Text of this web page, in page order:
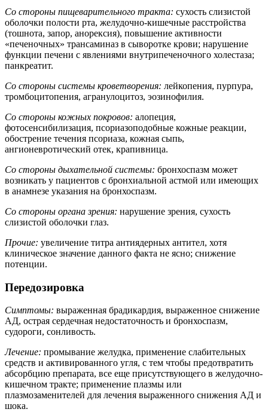
Со стороны пищеварительного тракта: сухость слизистой
оболочки полости рта, желудочно-кишечные расстройства
(тошнота, запор, анорексия), повышение активности
«печеночных» трансаминаз в сыворотке крови; нарушение
функции печени с явлениями внутрипеченочного холестаза;
панкреатит.
Со стороны системы кроветворения: лейкопения, пурпура,
тромбоцитопения, агранулоцитоз, эозинофилия.
Со стороны кожных покровов: алопеция,
фотосенсибилизация, псориазоподобные кожные реакции,
обострение течения псориаза, кожная сыпь,
ангионевротический отек, крапивница.
Со стороны дыхательной системы: бронхоспазм может
возникать у пациентов с бронхиальной астмой или имеющих
в анамнезе указания на бронхоспазм.
Со стороны органа зрения: нарушение зрения, сухость
слизистой оболочки глаз.
Прочие: увеличение титра антиядерных антител, хотя
клиническое значение данного факта не ясно; снижение
потенции.
Передозировка
Симптомы: выраженная брадикардия, выраженное снижение
АД, острая сердечная недостаточность и бронхоспазм,
судороги, сонливость.
Лечение: промывание желудка, применение слабительных
средств и активированного угля, с тем чтобы предотвратить
абсорбцию препарата, все еще присутствующего в желудочно-
кишечном тракте; применение плазмы или
плазмозаменителей для лечения выраженного снижения АД и
шока.